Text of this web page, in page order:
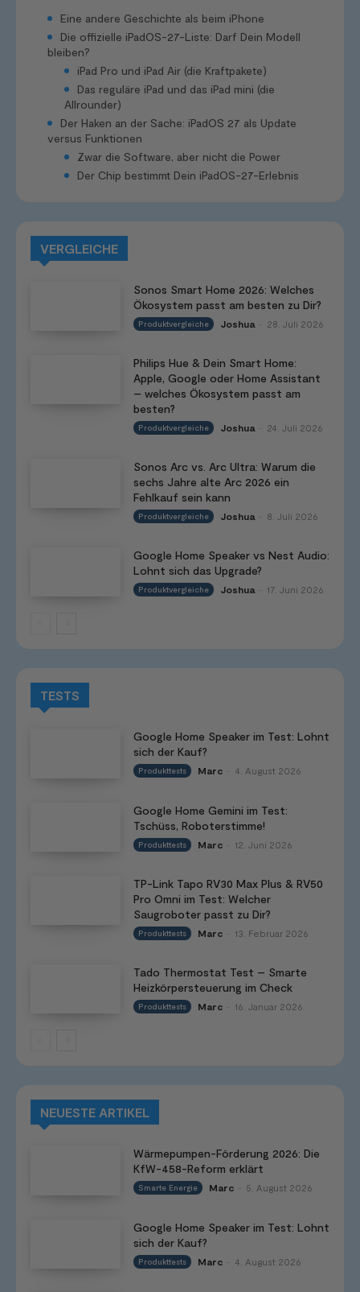
Eine andere Geschichte als beim iPhone
Die offizielle iPadOS-27-Liste: Darf Dein Modell
bleiben?
iPad Pro und iPad Air (die Kraftpakete)
Das reguläre iPad und das iPad mini (die
Allrounder)
Der Haken an der Sache: iPadOS 27 als Update
versus Funktionen
Zwar die Software, aber nicht die Power
Der Chip bestimmt Dein iPadOS-27-Erlebnis
VERGLEICHE
Sonos Smart Home 2026: Welches
Ökosystem passt am besten zu Dir?
Produktvergleiche Joshua 28. Juli 2026
Philips Hue & Dein Smart Home:
Apple, Google oder Home Assistant
– welches Ökosystem passt am
besten?
Produktvergleiche Joshua 24. Juli 2026
Sonos Arc vs. Arc Ultra: Warum die
sechs Jahre alte Arc 2026 ein
Fehlkauf sein kann
Produktvergleiche Joshua 8. Juli 2026
Google Home Speaker vs Nest Audio:
Lohnt sich das Upgrade?
Produktvergleiche Joshua 17. Juni 2026
TESTS
Google Home Speaker im Test: Lohnt
sich der Kauf?
Produkttests Marc 4. August 2026
Google Home Gemini im Test:
Tschüss, Roboterstimme!
Produkttests Marc 12. Juni 2026
TP-Link Tapo RV30 Max Plus & RV50
Pro Omni im Test: Welcher
Saugroboter passt zu Dir?
Produkttests Marc 13. Februar 2026
Tado Thermostat Test – Smarte
Heizkörpersteuerung im Check
Produkttests Marc 16. Januar 2026
NEUESTE ARTIKEL
Wärmepumpen-Förderung 2026: Die
KfW-458-Reform erklärt
Smarte Energie Marc 5. August 2026
Google Home Speaker im Test: Lohnt
sich der Kauf?
Produkttests Marc 4. August 2026